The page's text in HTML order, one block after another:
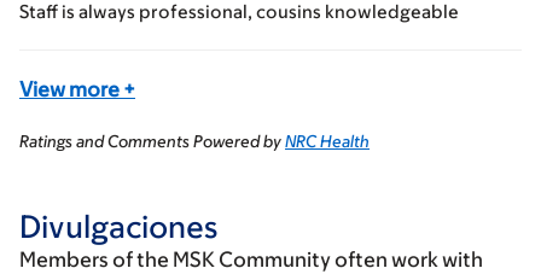
Staff is always professional, cousins knowledgeable
View more +
Ratings and Comments Powered byNRC Health
Divulgaciones
Members of the MSK Community often work with